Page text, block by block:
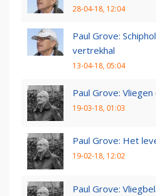
28-04-18, 12:04
Paul Grove:
vertrekhal
13-04-18, 05:04
Paul Grove:
19-03-18, 01:03
Paul Grove: Het
19-02-18, 12:02
Paul Grove: